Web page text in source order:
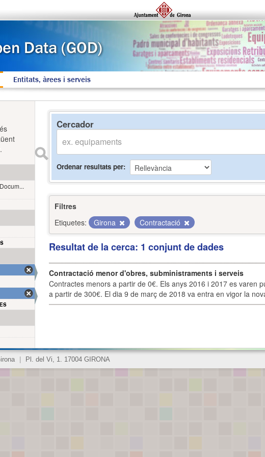
Entitats, àrees i serveis
Cercador
Ordenar resultats per
Filtres
Etiquetes:
Girona Contractació
Resultat de la cerca: 1 conjunt de dades
Contractació menor d'obres, subministraments i serveis
Contractes menors a partir de 0€. Els anys 2016 i 2017 es varen
a partir de 300€. El dia 9 de març de 2018 va entra en vigor la
Pl. del Vi, 1. 17004 GIRONA